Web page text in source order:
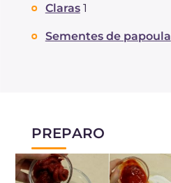
Claras 1
Sementes de papoula
PREPARO